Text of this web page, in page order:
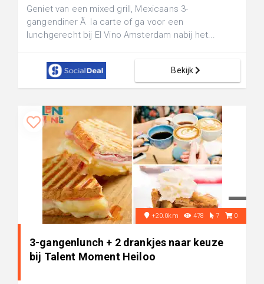
Geniet van een mixed grill, Mexicaans 3-
gangendiner Ã la carte of ga voor een
lunchgerecht bij El Vino Amsterdam nabij het...
Bekijk
+20.0km 478 7 0
3-gangenlunch + 2 drankjes naar keuze
bij Talent Moment Heiloo